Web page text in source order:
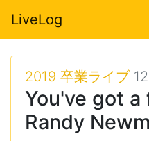
LiveLog
2019 卒業ライブ12
You've got
Randy